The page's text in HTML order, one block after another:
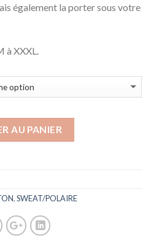
également la porter sous votre
XXXL.
AU PANIER
,SWEAT/POLAIRE